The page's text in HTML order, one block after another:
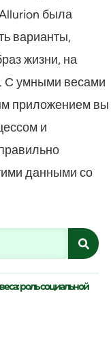
была
варианты,
жизни, на
С умными весами
приложением вы
и
данными со
роль социальной